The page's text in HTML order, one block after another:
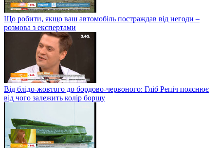
Що робити, якщо ваш автомобіль постраждав від негоди –
розмова з експертами
Від блідо-жовтого до бордово-червоного: Гліб Репіч пояснює
від чого залежить колір борщу